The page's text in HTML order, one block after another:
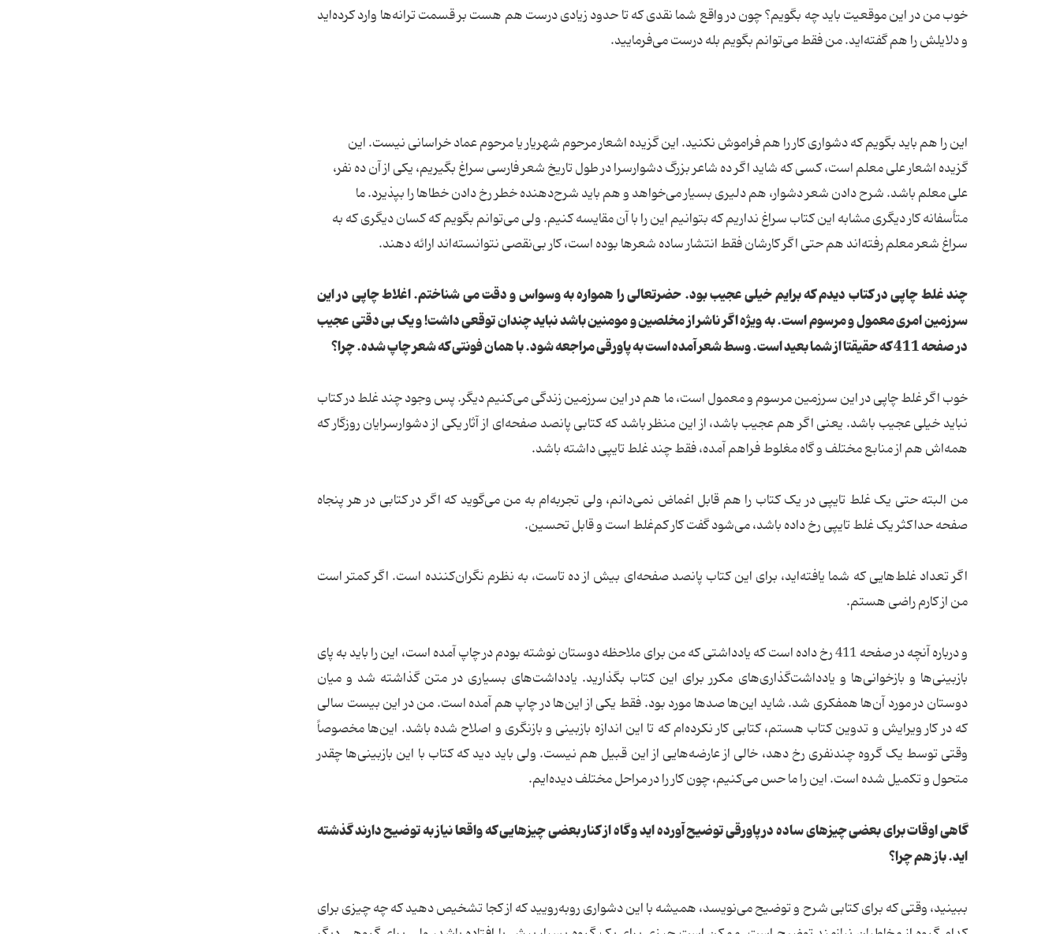
خوب من در این موقعیت باید چه بگویم؟ چون در واقع شما نقدی که تا حدود زیادی درست هم هست بر قسمت ترانه‌ها وارد کرده‌اید
و دلایلش را هم گفته‌اید. من فقط می‌توانم بگویم بله درست می‌فرمایید.
این را هم باید بگویم که دشواری کار را هم فراموش نکنید. این گزیده اشعار مرحوم شهریار یا مرحوم عماد خراسانی نیست. این
گزیده اشعار علی معلم است، کسی که شاید اگر ده شاعر بزرگ دشوارسرا در طول تاریخ شعر فارسی سراغ بگیریم، یکی از آن ده نفر،
علی معلم باشد. شرح دادن شعر دشوار، هم دلیری بسیار می‌خواهد و هم باید شرح‌دهنده خطر رخ دادن خطاها را بپذیرد. ما
متأسفانه کار دیگری مشابه این کتاب سراغ نداریم که بتوانیم این را با آن مقایسه کنیم. ولی می‌توانم بگویم که کسان دیگری که به
سراغ شعر معلم رفته‌اند هم حتی اگر کارشان فقط انتشار ساده شعرها بوده است، کار بی‌نقصی نتوانسته‌اند ارائه دهند.
چند غلط چاپی در کتاب دیدم که برایم خیلی عجیب بود. حضرتعالی را همواره به وسواس و دقت می شناختم. اغلاط چاپی در این
سرزمین امری معمول و مرسوم است. به ویژه اگر ناشر از مخلصین و مومنین باشد نباید چندان توقعی داشت! و یک بی دقتی عجیب
در صفحه 411 که حقیقتا از شما بعید است. وسط شعر آمده است به پاورقی مراجعه شود. با همان فونتی که شعر چاپ شده. چرا؟
خوب اگر غلط چاپی در این سرزمین مرسوم و معمول است، ما هم در این سرزمین زندگی می‌کنیم دیگر. پس وجود چند غلط در کتاب
نباید خیلی عجیب باشد. یعنی اگر هم عجیب باشد، از این منظر باشد که کتابی پانصد صفحه‌ای از آثار یکی از دشوارسرایان روزگار که
همه‌اش هم از منابع مختلف و گاه مغلوط فراهم آمده، فقط چند غلط تایپی داشته باشد.
من البته حتی یک غلط تایپی در یک کتاب را هم قابل اغماض نمی‌دانم، ولی تجربه‌ام به من می‌گوید که اگر در کتابی در هر پنجاه
صفحه حداکثر یک غلط تایپی رخ داده باشد، می‌شود گفت کار کم‌غلط است و قابل تحسین.
اگر تعداد غلط‌هایی که شما یافته‌اید، برای این کتاب پانصد صفحه‌ای بیش از ده تاست، به نظرم نگران‌کننده است. اگر کمتر است
من از کارم راضی هستم.
و درباره آنچه در صفحه 411 رخ داده است که یادداشتی که من برای ملاحظه دوستان نوشته بودم در چاپ آمده است، این را باید به پای
بازبینی‌ها و بازخوانی‌ها و یادداشت‌گذاری‌های مکرر برای این کتاب بگذارید. یادداشت‌های بسیاری در متن گذاشته شد و میان
دوستان در مورد آن‌ها همفکری شد. شاید این‌ها صدها مورد بود. فقط یکی از این‌ها در چاپ هم آمده است. من در این بیست سالی
که در کار ویرایش و تدوین کتاب هستم، کتابی کار نکرده‌ام که تا این اندازه بازبینی و بازنگری و اصلاح شده باشد. این‌ها مخصوصاً
وقتی توسط یک گروه چندنفری رخ دهد، خالی از عارضه‌هایی از این قبیل هم نیست. ولی باید دید که کتاب با این بازبینی‌ها چقدر
متحول و تکمیل شده است. این را ما حس می‌کنیم، چون کار را در مراحل مختلف دیده‌ایم.
گاهی اوقات برای بعضی چیزهای ساده در پاورقی توضیح آورده اید و گاه از کنار بعضی چیزهایی که واقعا نیاز به توضیح دارند گذشته
اید. باز هم چرا؟
ببینید، وقتی که برای کتابی شرح و توضیح می‌نویسد، همیشه با این دشواری روبه‌رویید که از کجا تشخیص دهید که چه چیزی برای